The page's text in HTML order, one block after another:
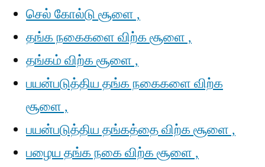
செல் கோல்டு சூளை ,
தங்க நகைகளை விற்க சூளை ,
தங்கம் விற்க சூளை ,
பயன்படுத்திய தங்க நகைகளை விற்க
சூளை ,
பயன்படுத்திய தங்கத்தை விற்க சூளை ,
பழைய தங்க நகை விற்க சூளை ,